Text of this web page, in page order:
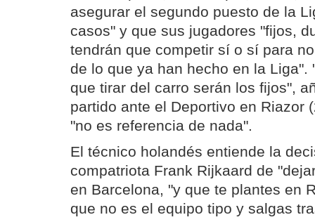
asegurar el segundo puesto de la
casos" y que sus jugadores "fijos,
tendrán que competir sí o sí para
de lo que ya han hecho en la Liga".
que tirar del carro serán los fijos",
partido ante el Deportivo en Riazor
"no es referencia de nada".
El técnico holandés entiende la
compatriota Frank Rijkaard de
en Barcelona, "y que te plantes en
que no es el equipo tipo y salgas